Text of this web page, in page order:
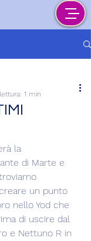
1 min
la
di Marte e
un punto
nello Yod che
di uscire dal
e Nettuno R in